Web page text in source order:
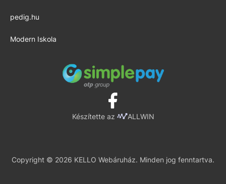
pedig.hu
Modern Iskola
Készítette az ALLWIN
Copyright © 2026 KELLO Webáruház. Minden jog fenntartva.